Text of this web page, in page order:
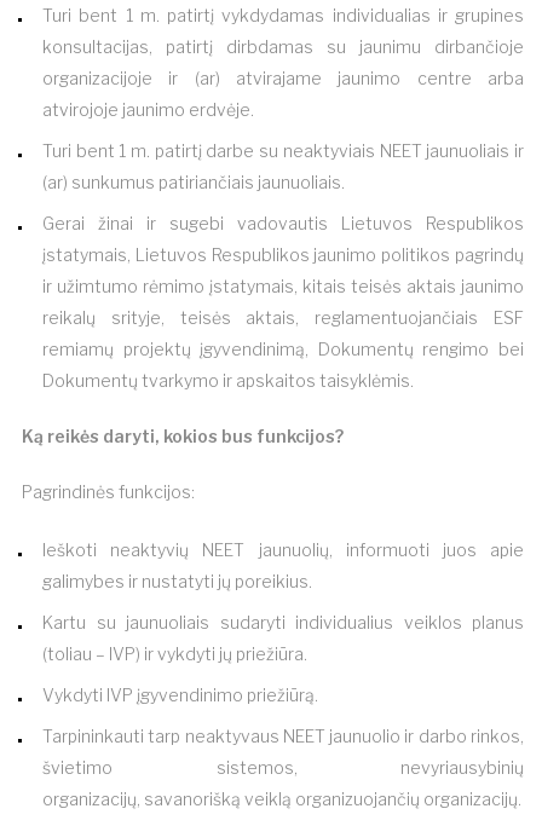
Turi bent 1 m. patirtį vykdydamas individualias ir grupines
konsultacijas, patirtį dirbdamas su jaunimu dirbančioje
organizacijoje ir (ar) atvirajame jaunimo centre arba
atvirojoje jaunimo erdvėje.
Turi bent 1 m. patirtį darbe su neaktyviais NEET jaunuoliais ir
(ar) sunkumus patiriančiais jaunuoliais.
Gerai žinai ir sugebi vadovautis Lietuvos Respublikos
įstatymais, Lietuvos Respublikos jaunimo politikos pagrindų
ir užimtumo rėmimo įstatymais, kitais teisės aktais jaunimo
reikalų srityje, teisės aktais, reglamentuojančiais ESF
remiamų projektų įgyvendinimą, Dokumentų rengimo bei
Dokumentų tvarkymo ir apskaitos taisyklėmis.
Ką reikės daryti, kokios bus funkcijos?
Pagrindinės funkcijos:
Ieškoti neaktyvių NEET jaunuolių, informuoti juos apie
galimybes ir nustatyti jų poreikius.
Kartu su jaunuoliais sudaryti individualius veiklos planus
(toliau – IVP) ir vykdyti jų priežiūra.
Vykdyti IVP įgyvendinimo priežiūrą.
Tarpininkauti tarp neaktyvaus NEET jaunuolio ir darbo rinkos,
švietimo sistemos, nevyriausybinių
organizacijų, savanorišką veiklą organizuojančių organizacijų.